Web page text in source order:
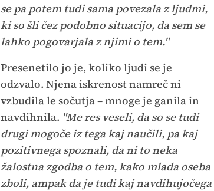
se pa potem tudi sama povezala z ljudmi,
ki so šli čez podobno situacijo, da sem se
lahko pogovarjala z njimi o tem."
Presenetilo jo je, koliko ljudi se je
odzvalo. Njena iskrenost namreč ni
vzbudila le sočutja – mnoge je ganila in
navdihnila. "Me res veseli, da so se tudi
drugi mogoče iz tega kaj naučili, pa kaj
pozitivnega spoznali, da ni to neka
žalostna zgodba o tem, kako mlada oseba
zboli, ampak da je tudi kaj navdihujočega